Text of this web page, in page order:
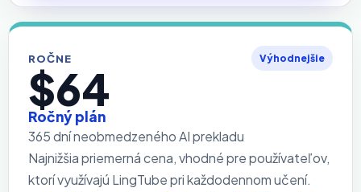
ROČNE Výhodnejšie
$64
Ročný plán
365 dní neobmedzeného AI prekladu
Najnižšia priemerná cena, vhodné pre používateľov,
ktorí využívajú LingTube pri každodennom učení.